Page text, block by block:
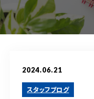
2024.06.21
スタッフブログ
アッシ